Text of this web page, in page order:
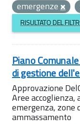
emergenze
RISULTATO DEL
Piano
di gestione
Approvazione
Aree
emergenza, zone
ammassamento